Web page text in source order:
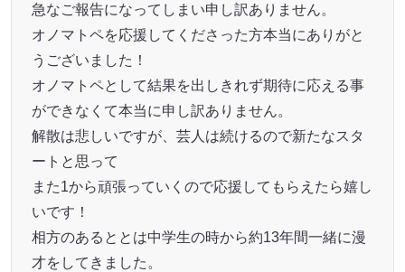
急なご報告になってしまい申し訳ありません。
オノマトペを応援してくださった方本当にありがと
うございました！
オノマトペとして結果を出しきれず期待に応える事
ができなくて本当に申し訳ありません。
解散は悲しいですが、芸人は続けるので新たなスタ
ートと思って
また1から頑張っていくので応援してもらえたら嬉し
いです！
相方のあるととは中学生の時から約13年間一緒に漫
才をしてきました。